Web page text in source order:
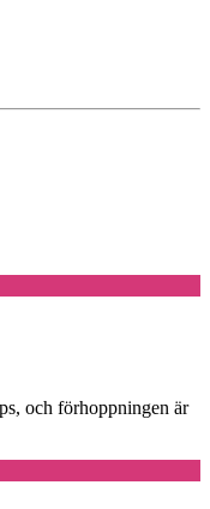
och förhoppningen är